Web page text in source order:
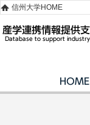
信州大学HOME